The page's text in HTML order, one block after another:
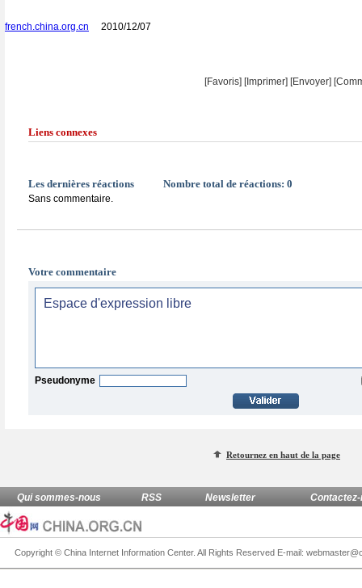
french.china.org.cn 2010/12/07
[Favoris] [Imprimer] [Envoyer]
Liens connexes
Les dernières réactions Nombre total de réactions: 0
Sans commentaire.
Votre commentaire
Pseudonyme
Retournez en haut de la page